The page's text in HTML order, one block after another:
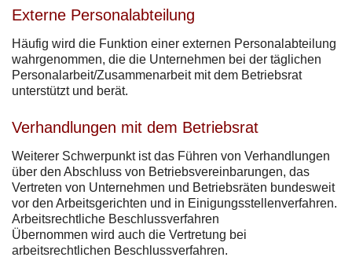
Externe Personalabteilung
Häufig wird die Funktion einer externen Personalabteilung
wahrgenommen, die die Unternehmen bei der täglichen
Personalarbeit/Zusammenarbeit mit dem Betriebsrat
unterstützt und berät.
Verhandlungen mit dem Betriebsrat
Weiterer Schwerpunkt ist das Führen von Verhandlungen
über den Abschluss von Betriebsvereinbarungen, das
Vertreten von Unternehmen und Betriebsräten bundesweit
vor den Arbeitsgerichten und in Einigungsstellenverfahren.
Arbeitsrechtliche Beschlussverfahren
Übernommen wird auch die Vertretung bei
arbeitsrechtlichen Beschlussverfahren.